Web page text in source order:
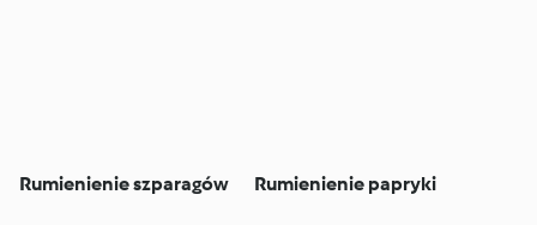
Rumienienie szparagów Rumienienie papryki